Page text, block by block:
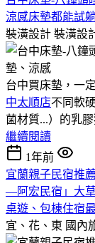
涼感床墊都能試
裝潢設計 裝潢設
台中買床墊，一
中太順店不同軟
菌材質...）的乳
繼續閱讀
1年前
宜蘭親子民宿推
—阿宏民宿」大
桌遊、包棟住宿
宜、花、東 國內